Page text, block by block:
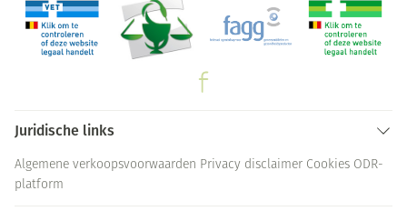
Juridische links
Algemene verkoopsvoorwaarden Privacy disclaimer Cookies ODR-
platform